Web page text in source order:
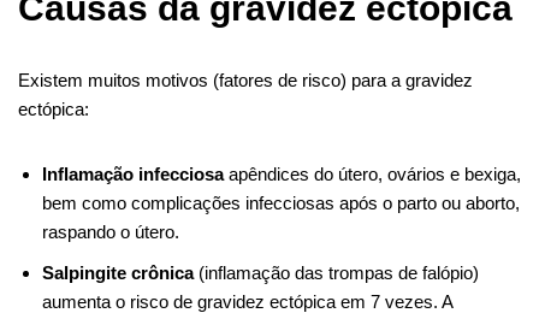
Existem muitos motivos (fatores de risco) para a gravidez
ectópica:
Inflamação infecciosaapêndices do útero, ovários e bexiga,
bem como complicações infecciosas após o parto ou aborto,
raspando o útero.
Salpingite crônica(inflamação das trompas de falópio)
aumenta o risco de gravidez ectópica em 7 vezes. A